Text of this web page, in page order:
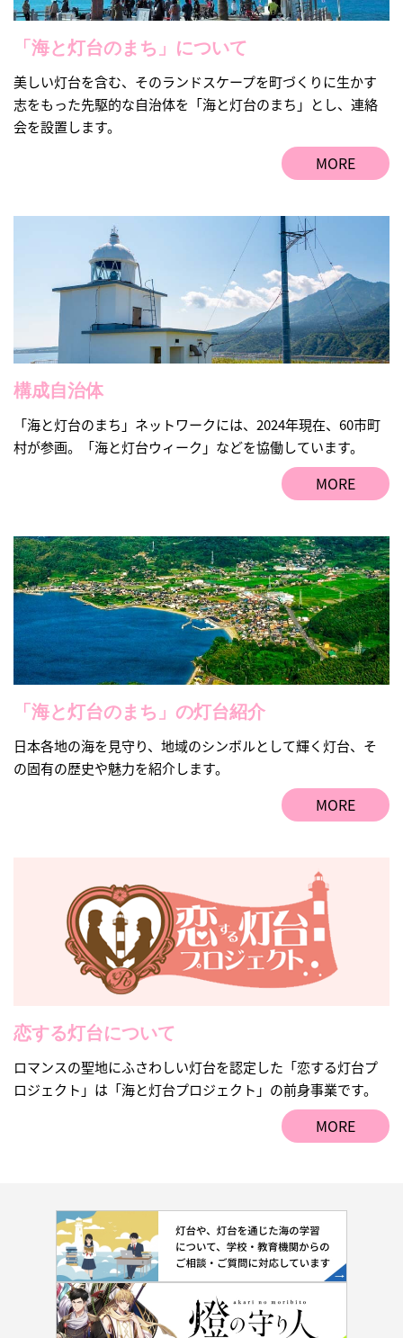
「海と灯台のまち」について
美しい灯台を含む、そのランドスケープを町づくりに生かす
志をもった先駆的な自治体を「海と灯台のまち」とし、連絡
会を設置します。
MORE
構成自治体
「海と灯台のまち」ネットワークには、2024年現在、60市町
村が参画。「海と灯台ウィーク」などを協働しています。
MORE
「海と灯台のまち」の灯台紹介
日本各地の海を見守り、地域のシンボルとして輝く灯台、そ
の固有の歴史や魅力を紹介します。
MORE
恋する灯台について
ロマンスの聖地にふさわしい灯台を認定した「恋する灯台プ
ロジェクト」は「海と灯台プロジェクト」の前身事業です。
MORE